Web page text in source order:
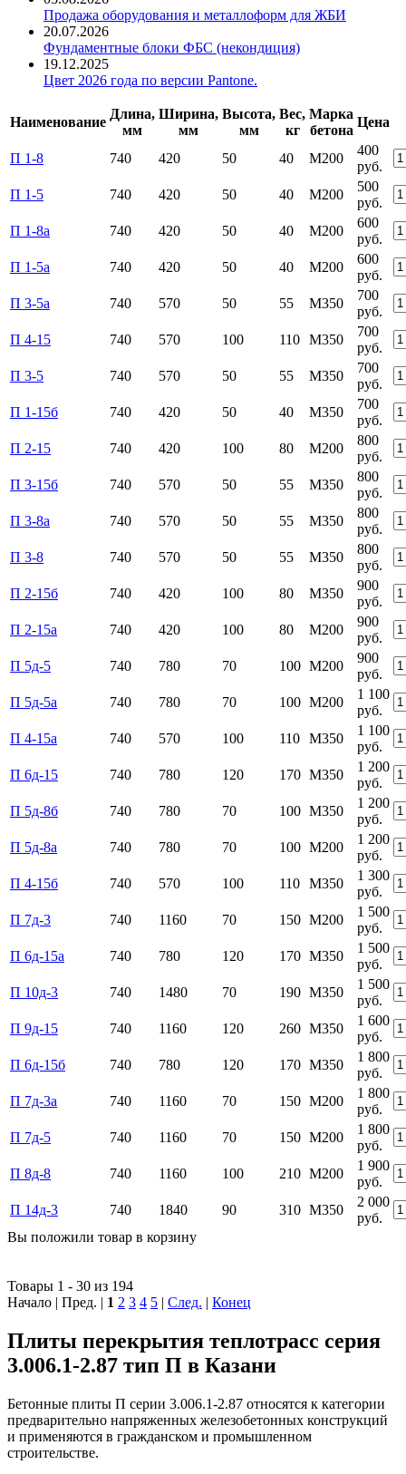
Продажа оборудования и металлоформ для ЖБИ
20.07.2026
Фундаментные блоки ФБС (некондиция)
19.12.2025
Цвет 2026 года по версии Pantone.
Наименование
Длина,
мм
Ширина,
мм
Высота,
мм
Вес,
кг
Марка
бетона
Цена
П 1-8 740 420 50 40 М200
400
руб.
П 1-5
740 420 50 40 М200
500
руб.
П 1-8а
740 420 50 40 М200
600
руб.
П 1-5а
740 420 50 40 М200
600
руб.
П 3-5а
740 570 50 55 М350
700
руб.
П 4-15
740 570 100 110 М350
700
руб.
П 3-5
740 570 50 55 М350
700
руб.
П 1-15б
740 420 50 40 М350
700
руб.
П 2-15
740 420 100 80 М200
800
руб.
П 3-15б
740 570 50 55 М350
800
руб.
П 3-8а
740 570 50 55 М350
800
руб.
П 3-8
740 570 50 55 М350
800
руб.
П 2-15б
740 420 100 80 М350
900
руб.
П 2-15а
740 420 100 80 М200
900
руб.
П 5д-5
740 780 70 100 М200
900
руб.
П 5д-5а
740 780 70 100 М200
1 100
руб.
П 4-15а
740 570 100 110 М350
1 100
руб.
П 6д-15
740 780 120 170 М350
1 200
руб.
П 5д-8б
740 780 70 100 М350
1 200
руб.
П 5д-8а
740 780 70 100 М200
1 200
руб.
П 4-15б
740 570 100 110 М350
1 300
руб.
П 7д-3
740 1160 70 150 М200
1 500
руб.
П 6д-15а
740 780 120 170 М350
1 500
руб.
П 10д-3
740 1480 70 190 М350
1 500
руб.
П 9д-15
740 1160 120 260 М350
1 600
руб.
П 6д-15б
740 780 120 170 М350
1 800
руб.
П 7д-3а
740 1160 70 150 М200
1 800
руб.
П 7д-5
740 1160 70 150 М200
1 800
руб.
П 8д-8
740 1160 100 210 М200
1 900
руб.
П 14д-3
740 1840 90 310 М350
2 000
руб.
Вы положили товар в корзину
Товары 1 - 30 из 194
Начало | Пред. | 1 2 3 4 5 | След. | Конец
Плиты перекрытия теплотрасс серия
3.006.1-2.87 тип П в Казани
Бетонные плиты П серии 3.006.1-2.87 относятся к категории
предварительно напряженных железобетонных конструкций
и применяются в гражданском и промышленном
строительстве.